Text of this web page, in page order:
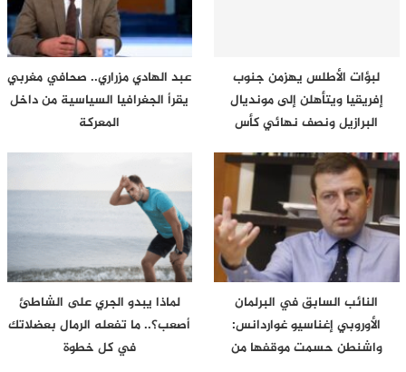
لبؤات الأطلس يهزمن جنوب
إفريقيا ويتأهلن إلى مونديال
البرازيل ونصف نهائي كأس
عبد الهادي مزراري.. صحافي مغربي
يقرأ الجغرافيا السياسية من داخل
المعركة
النائب السابق في البرلمان
الأوروبي إغناسيو غواردانس:
واشنطن حسمت موقفها من
لماذا يبدو الجري على الشاطئ
أصعب؟.. ما تفعله الرمال بعضلاتك
في كل خطوة